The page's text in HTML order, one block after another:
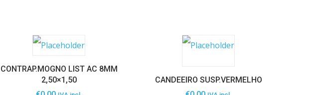
CONTRAP.MOGNO LIST AC 8MM
2,50×1,50
CANDEEIRO SUSP.VERMELHO